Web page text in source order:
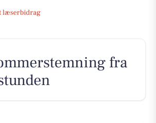
læserbidrag
fra